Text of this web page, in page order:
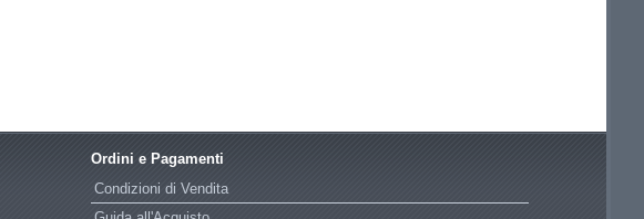
Ordini e Pagamenti
Condizioni di Vendita